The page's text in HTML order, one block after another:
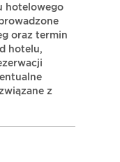
hotelowego
oraz termin
hotelu,
z